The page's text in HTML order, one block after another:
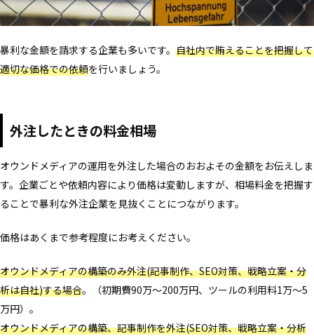
暴利な金額を請求する企業も多いです。 自社内で賄えることを把握して
適切な価格での依頼を行いましょう。
外注したときの料金相場
オウンドメディアの運用を外注した場合のおおよその金額をお伝えしま
す。企業ごとや依頼内容により価格は変動しますが、相場料金を把握す
ることで暴利な外注企業を見抜くことにつながります。
価格はあくまで参考程度にお考えください。
オウンドメディアの構築のみ外注(記事制作、SEO対策、戦略立案・分
析は自社)する場合。（初期費90万～200万円、ツールの利用料1万～5
万円）。
オウンドメディアの構築、記事制作を外注(SEO対策、戦略立案・分析